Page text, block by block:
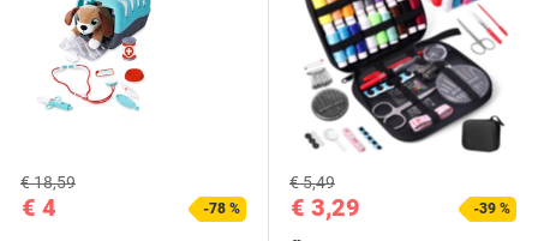
€ 4
€ 18,59
-78 % € 3,29
€ 5,49
-39 %